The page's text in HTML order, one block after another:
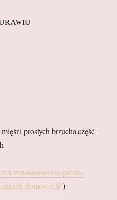
prostych brzucha część
na-miesnie-proste-
domowych/)